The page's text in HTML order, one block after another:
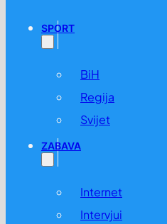
SPORT
BiH
Regija
Svijet
ZABAVA
Internet
Intervjui